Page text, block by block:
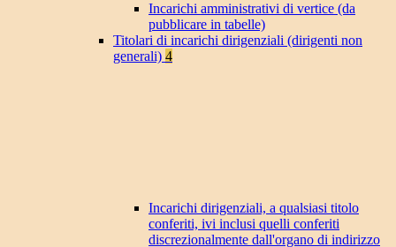
Incarichi amministrativi di vertice (da
pubblicare in tabelle)
Titolari di incarichi dirigenziali (dirigenti non
generali) 4
Incarichi dirigenziali, a qualsiasi titolo
conferiti, ivi inclusi quelli conferiti
discrezionalmente dall'organo di indirizzo